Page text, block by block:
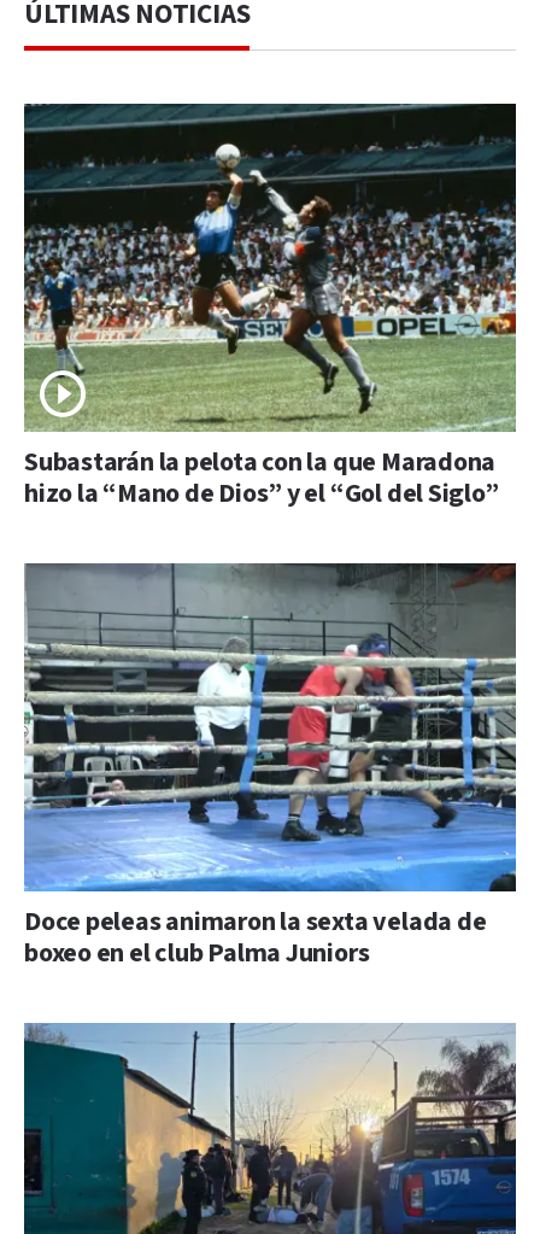
ÚLTIMAS NOTICIAS
Subastarán la pelota con la que Maradona
hizo la “Mano de Dios” y el “Gol del Siglo”
Doce peleas animaron la sexta velada de
boxeo en el club Palma Juniors